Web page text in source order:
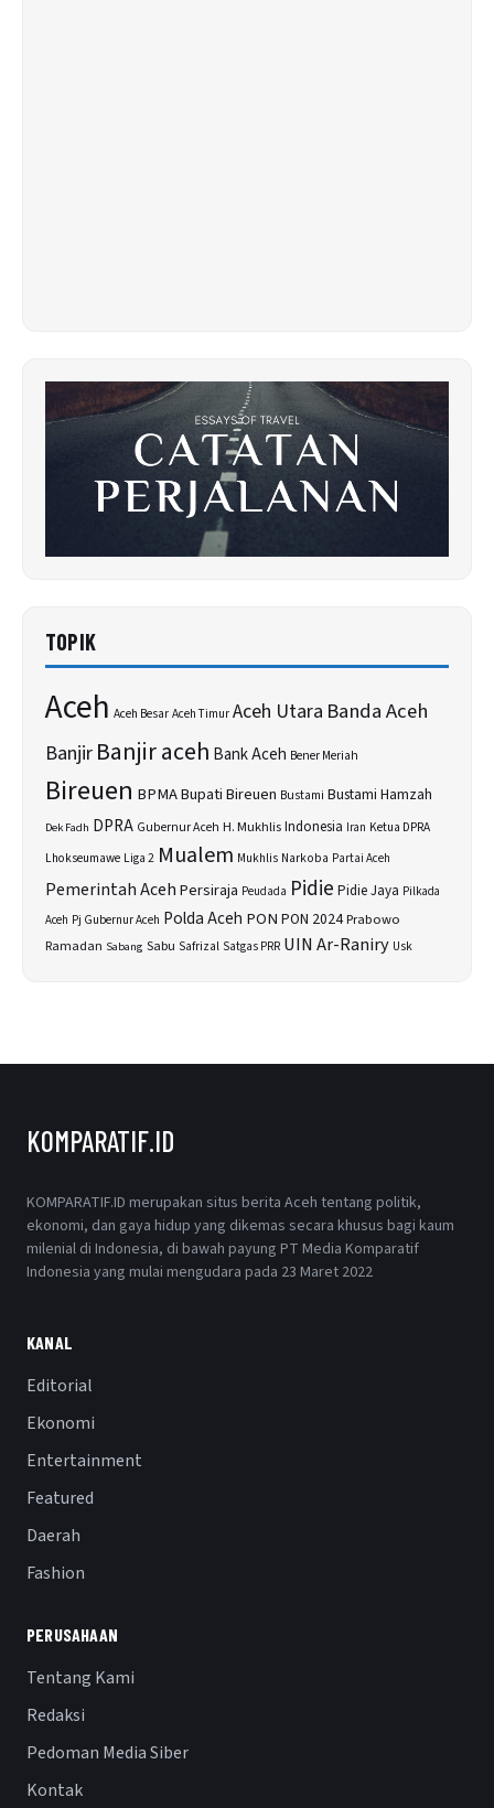
TOPIK
Aceh Aceh Besar Aceh Timur Aceh Utara Banda Aceh
BanjirBanjir aceh Bank Aceh Bener Meriah
Bireuen BPMABupati Bireuen Bustami Bustami Hamzah
Dek Fadh DPRA Gubernur Aceh H. MukhlisIndonesia Iran Ketua DPRA
Lhokseumawe Liga 2 Mualem Mukhlis Narkoba Partai Aceh
Pemerintah AcehPersiraja Peudada Pidie Pidie Jaya Pilkada
Aceh Pj Gubernur Aceh Polda Aceh PON PON 2024Prabowo
Ramadan Sabang Sabu Safrizal Satgas PRR UIN Ar-Raniry Usk
KOMPARATIF.ID
KOMPARATIF.ID merupakan situs berita Aceh tentang politik,
ekonomi, dan gaya hidup yang dikemas secara khusus bagi kaum
milenial di Indonesia, di bawah payung PT Media Komparatif
Indonesia yang mulai mengudara pada 23 Maret 2022
KANAL
Editorial
Ekonomi
Entertainment
Featured
Daerah
Fashion
PERUSAHAAN
Tentang Kami
Redaksi
Pedoman Media Siber
Kontak